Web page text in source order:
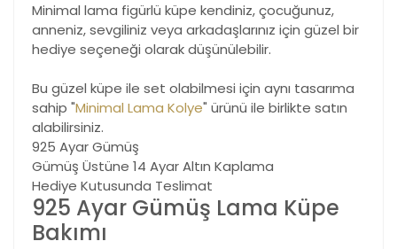
Minimal lama figürlü küpe kendiniz, çocuğunuz,
anneniz, sevgiliniz veya arkadaşlarınız için güzel bir
hediye seçeneği olarak düşünülebilir.
Bu güzel küpe ile set olabilmesi için aynı tasarıma
sahip "Minimal Lama Kolye" ürünü ile birlikte satın
alabilirsiniz.
925 Ayar Gümüş
Gümüş Üstüne 14 Ayar Altın Kaplama
Hediye Kutusunda Teslimat
925 Ayar Gümüş Lama Küpe
Bakımı